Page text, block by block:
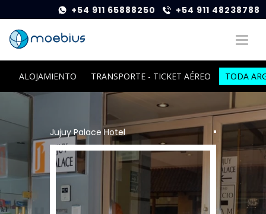
+54 911 65888250 +54 911 48238788
ALOJAMIENTO TRANSPORTE - TICKET AÉREO TODA
Jujuy Palace Hotel